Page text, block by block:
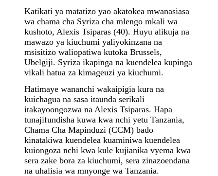
Katikati ya matatizo yao akatokea mwanasiasa
wa chama cha Syriza cha mlengo mkali wa
kushoto, Alexis Tsiparas (40). Huyu alikuja na
mawazo ya kiuchumi yaliyokinzana na
msisitizo waliopatiwa kutoka Brussels,
Ubelgiji. Syriza ikapinga na kuendelea kupinga
vikali hatua za kimageuzi ya kiuchumi.
Hatimaye wananchi wakaipigia kura na
kuichagua na sasa itaunda serikali
itakayoongozwa na Alexis Tsiparas. Hapa
tunajifundisha kuwa kwa nchi yetu Tanzania,
Chama Cha Mapinduzi (CCM) bado
kinatakiwa kuendelea kuaminiwa kuendelea
kuiongoza nchi kwa kule kujianika vyema kwa
sera zake bora za kiuchumi, sera zinazoendana
na uhalisia wa mnyonge wa Tanzania.